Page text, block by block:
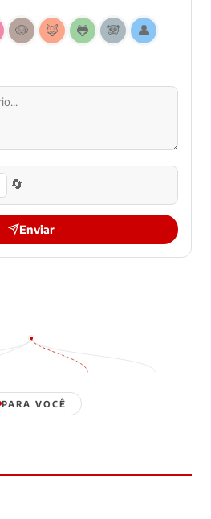
🐶 🦊 🐸 🐼
👤
🔄
Enviar
PARA VOCÊ